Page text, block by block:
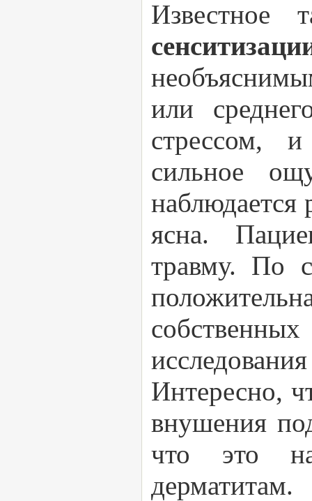
или
стрессом,
сильное
наблюдается
ясна.
травму. По
Интересно,
внушения
что это
дерматитам.